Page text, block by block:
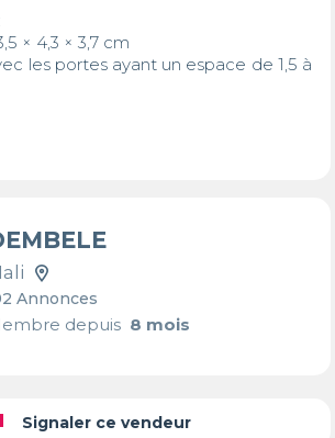
× 4,3 × 3,7 cm
les portes ayant un espace de 1,5 à
Annonces
depuis8 mois
Signaler ce vendeur